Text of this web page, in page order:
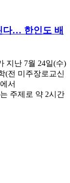
다… 한인도 배
지난 7월 24일(수)
(전 미주장로교신
서
는 주제로 약 2시간